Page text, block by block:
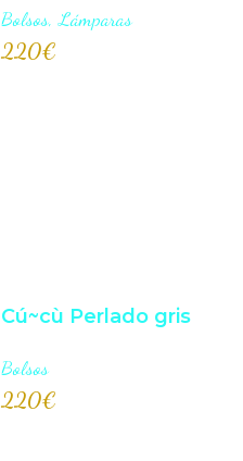
Bolsos,Lámparas
220€
Cú~cù Perlado gris
Bolsos
220€